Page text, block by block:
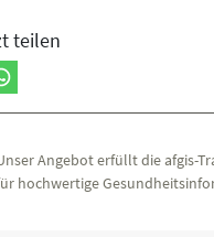
teilen
Angebot erfüllt die afgis-
hochwertige